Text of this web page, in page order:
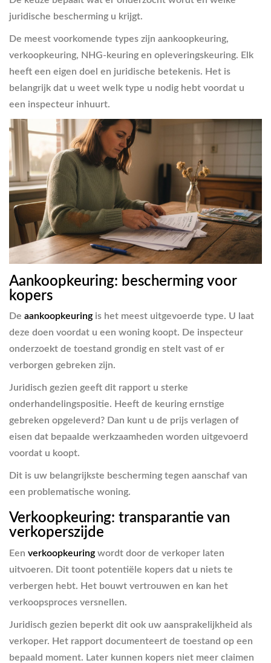
juridische bescherming u krijgt.
De meest voorkomende types zijn aankoopkeuring,
verkoopkeuring, NHG-keuring en opleveringskeuring. Elk
heeft een eigen doel en juridische betekenis. Het is
belangrijk dat u weet welk type u nodig hebt voordat u
een inspecteur inhuurt.
Aankoopkeuring: bescherming voor
kopers
De aankoopkeuring is het meest uitgevoerde type. U laat
deze doen voordat u een woning koopt. De inspecteur
onderzoekt de toestand grondig en stelt vast of er
verborgen gebreken zijn.
Juridisch gezien geeft dit rapport u sterke
onderhandelingspositie. Heeft de keuring ernstige
gebreken opgeleverd? Dan kunt u de prijs verlagen of
eisen dat bepaalde werkzaamheden worden uitgevoerd
voordat u koopt.
Dit is uw belangrijkste bescherming tegen aanschaf van
een problematische woning.
Verkoopkeuring: transparantie van
verkoperszijde
Een verkoopkeuring wordt door de verkoper laten
uitvoeren. Dit toont potentiële kopers dat u niets te
verbergen hebt. Het bouwt vertrouwen en kan het
verkoopsproces versnellen.
Juridisch gezien beperkt dit ook uw aansprakelijkheid als
verkoper. Het rapport documenteert de toestand op een
bepaald moment. Later kunnen kopers niet meer claimen